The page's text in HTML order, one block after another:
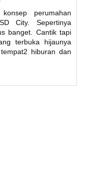
perumahan
City. Sepertinya
banget. Cantik tapi
terbuka hijaunya
hiburan dan